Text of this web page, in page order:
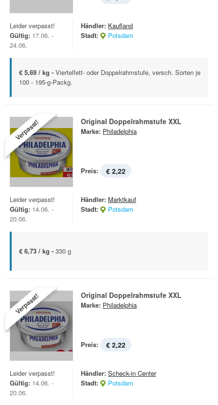
Leider verpasst!
Gültig: 17.06. -
24.06.
Händler: Kaufland
Stadt:
Potsdam
€ 5,69 / kg - Viertelfett- oder Doppelrahmstufe, versch. Sorten je
100 - 195-g-Packg.
Verpasst! Original Doppelrahmstufe XXL
Marke: Philadelphia
Preis: € 2,22
Leider verpasst!
Gültig: 14.06. -
20.06.
Händler: Marktkauf
Stadt:
Potsdam
€ 6,73 / kg - 330 g
Verpasst! Original Doppelrahmstufe XXL
Marke: Philadelphia
Preis: € 2,22
Leider verpasst!
Gültig: 14.06. -
20.06.
Händler: Scheck-in Center
Stadt:
Potsdam